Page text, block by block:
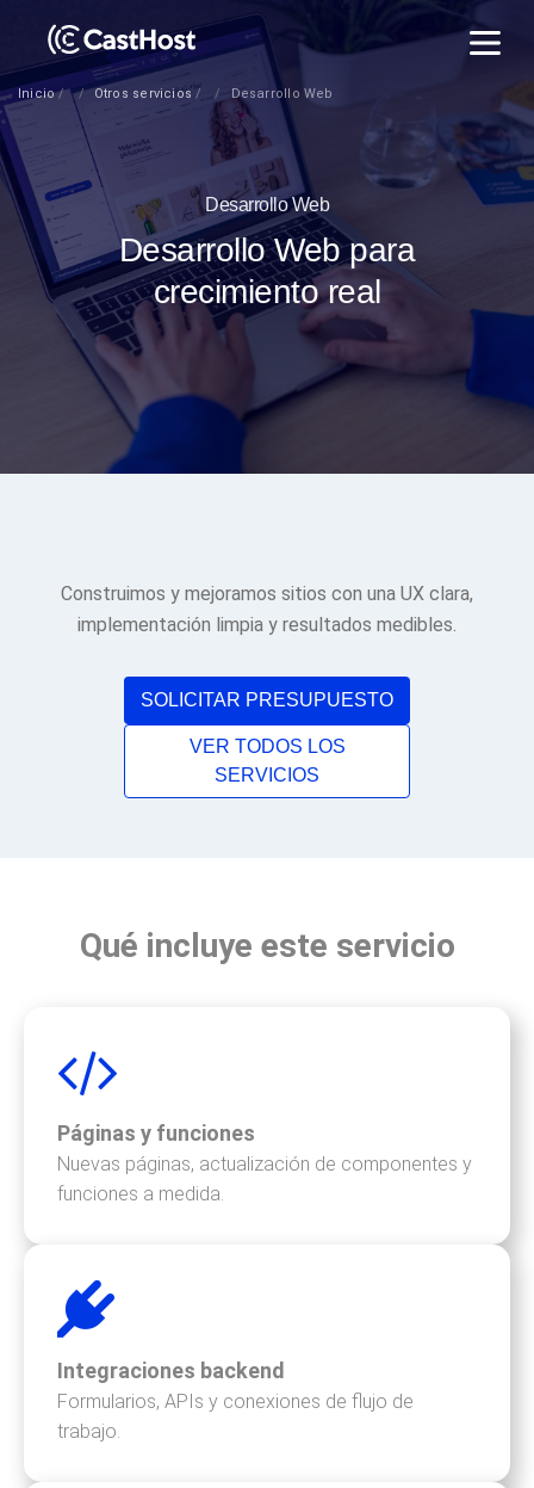
Inicio Otros servicios Desarrollo Web
Desarrollo Web
Desarrollo Web para
crecimiento real
Construimos y mejoramos sitios con una UX clara,
implementación limpia y resultados medibles.
SOLICITAR PRESUPUESTO
VER TODOS LOS
SERVICIOS
Qué incluye este servicio
Páginas y funciones
Nuevas páginas, actualización de componentes y
funciones a medida.
Integraciones backend
Formularios, APIs y conexiones de flujo de
trabajo.